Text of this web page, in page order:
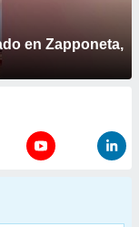
en Zapponeta,